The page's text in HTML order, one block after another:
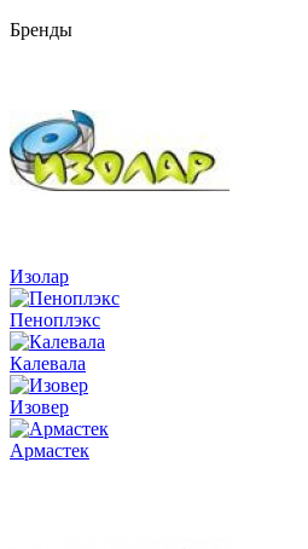
Бренды
Изолар
Пеноплэкс
Калевала
Изовер
Армастек